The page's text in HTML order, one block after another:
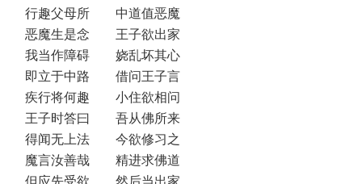
行趣父母所 中道值恶魔
恶魔生是念 王子欲出家
我当作障碍 娆乱坏其心
即立于中路 借问王子言
疾行将何趣 小住欲相问
王子时答曰 吾从佛所来
得闻无上法 今欲修习之
魔言汝善哉 精进求佛道
但应先受欲 然后当出家